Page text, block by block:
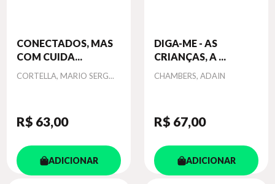
CONECTADOS, MAS
COM CUIDA...
Autor
CORTELLA, MARIO SERG...
R$ 63,00
ADICIONAR
DIGA-ME - AS
CRIANÇAS, A ...
Autor
CHAMBERS, ADAIN
R$ 67,00
ADICIONAR